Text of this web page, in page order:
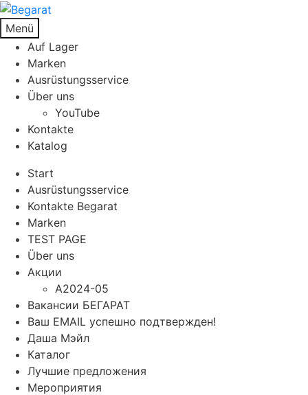
Menü
Auf Lager
Marken
Ausrüstungsservice
Über uns
YouTube
Kontakte
Katalog
Start
Ausrüstungsservice
Kontakte Begarat
Marken
TEST PAGE
Über uns
Акции
A2024-05
Вакансии БЕГАРАТ
Ваш EMAIL успешно подтвержден!
Даша Мэйл
Каталог
Лучшие предложения
Мероприятия